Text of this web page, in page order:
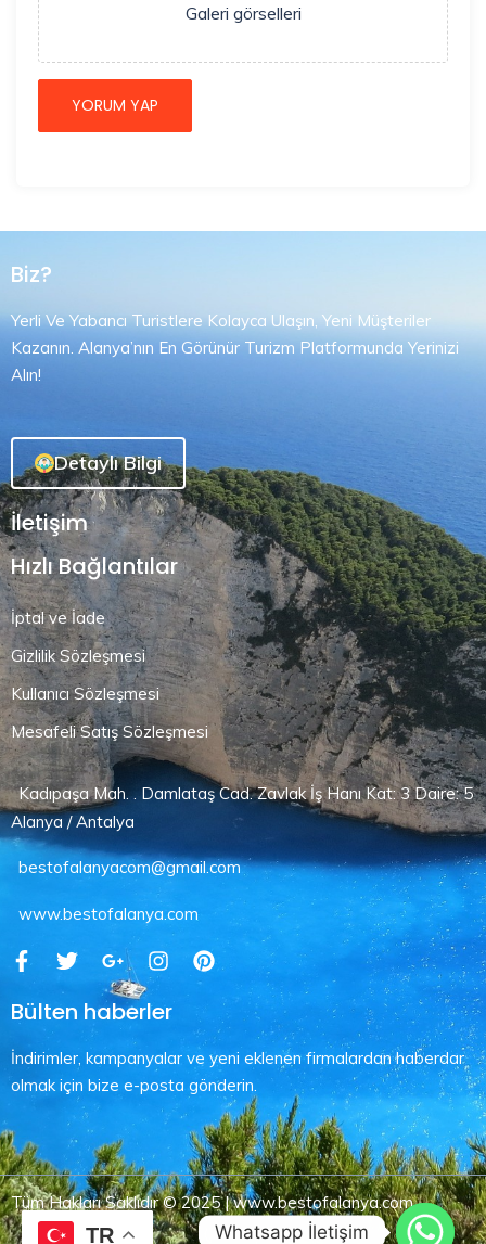
Galeri görselleri
Biz?
Yerli Ve Yabancı Turistlere Kolayca Ulaşın, Yeni Müşteriler
Kazanın. Alanya’nın En Görünür Turizm Platformunda Yerinizi
Alın!
Detaylı Bilgi
İletişim
Hızlı Bağlantılar
İptal ve İade
Gizlilik Sözleşmesi
Kullanıcı Sözleşmesi
Mesafeli Satış Sözleşmesi
Kadıpaşa Mah. . Damlataş Cad. Zavlak İş Hanı Kat: 3 Daire: 5
Alanya / Antalya
bestofalanyacom@gmail.com
www.bestofalanya.com
Bülten haberler
İndirimler, kampanyalar ve yeni eklenen firmalardan haberdar
olmak için bize e-posta gönderin.
Tüm Hakları Saklıdır © 2025 | www.bestofalanya.com
TR Whatsapp İletişim